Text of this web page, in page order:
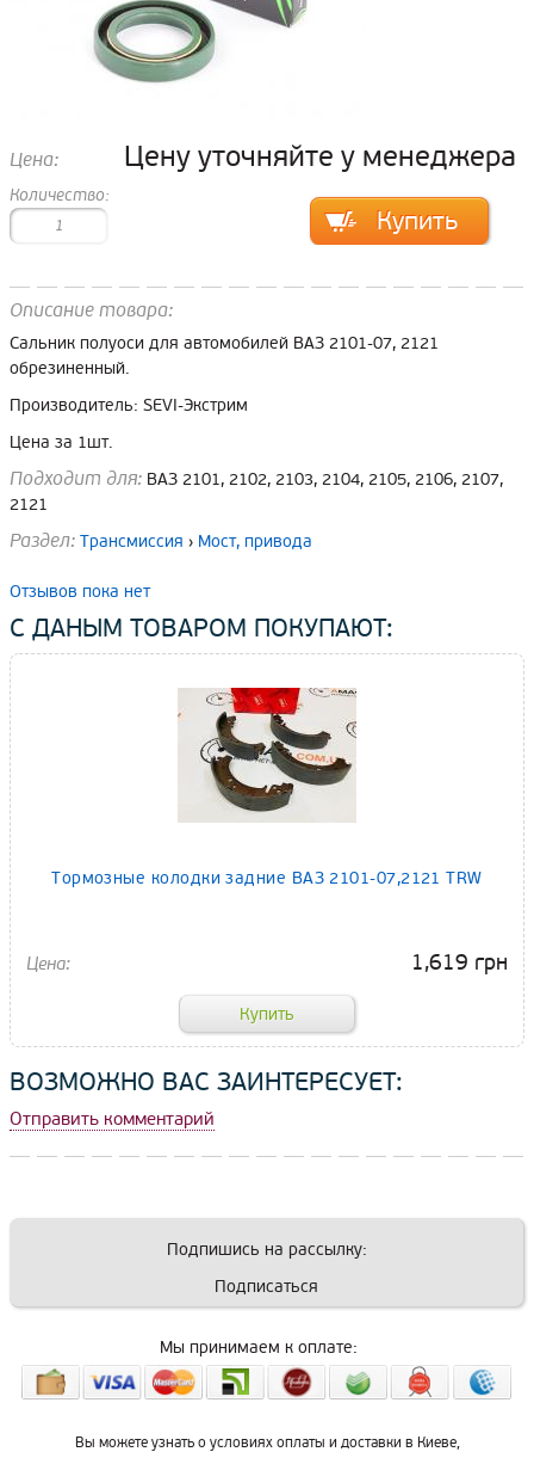
Цена: Цену уточняйте у менеджера
Количество:
Описание товара:
Сальник полуоси для автомобилей ВАЗ 2101-07, 2121
обрезиненный.
Производитель: SEVI-Экстрим
Цена за 1шт.
Подходит для: ВАЗ 2101, 2102, 2103, 2104, 2105, 2106, 2107,
2121
Раздел: Трансмиссия › Мост, привода
Отзывов пока нет
С ДАНЫМ ТОВАРОМ ПОКУПАЮТ:
Тормозные колодки задние ВАЗ 2101-07,2121 TRW
1,619 грн
ВОЗМОЖНО ВАС ЗАИНТЕРЕСУЕТ:
Отправить комментарий
Подпишись на рассылку:
Подписаться
Мы принимаем к оплате:
Вы можете узнать о условиях оплаты и доставки в Киеве,